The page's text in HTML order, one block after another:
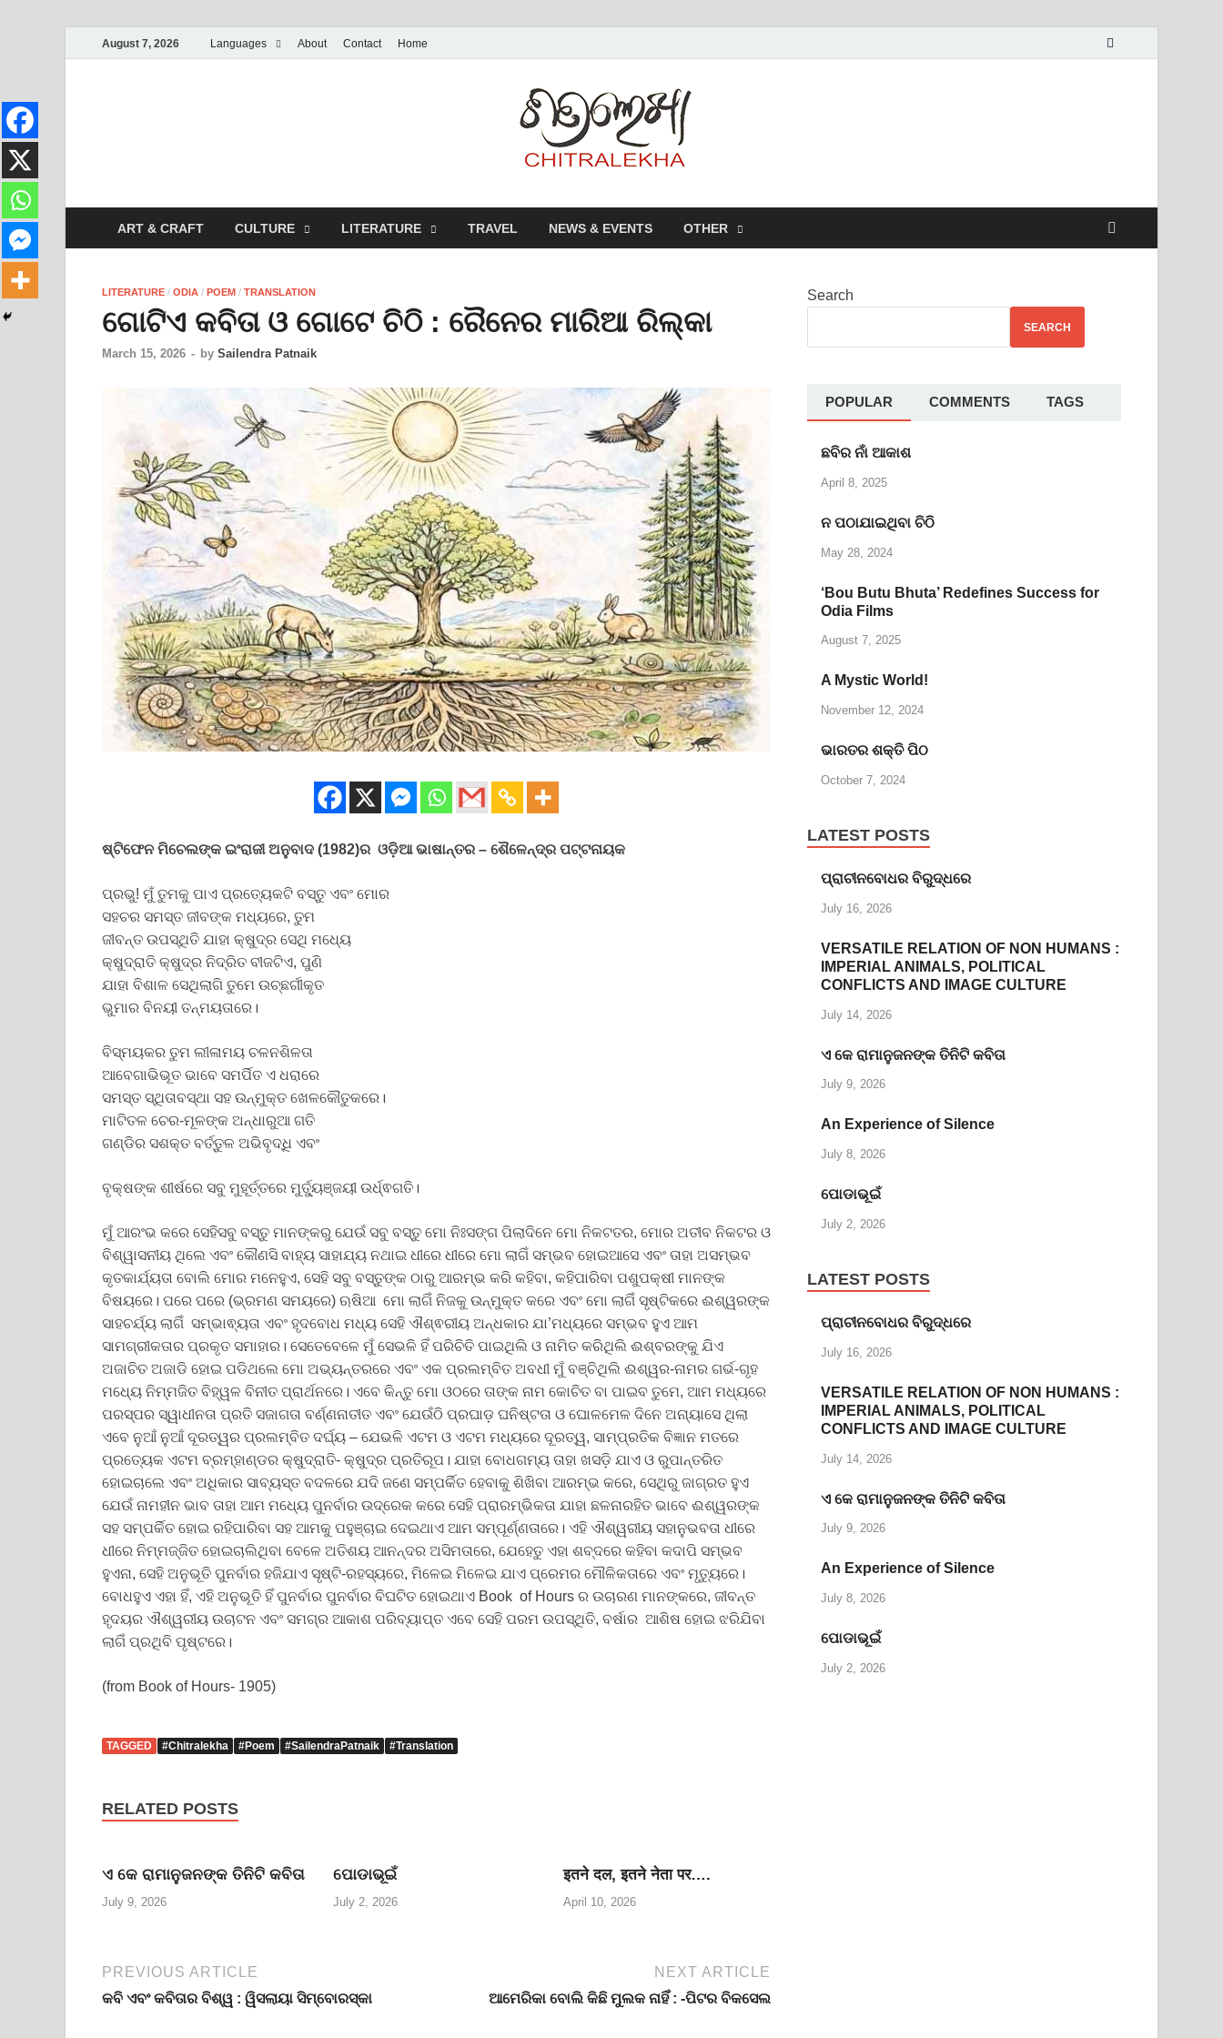
August 7, 2026 Languages About Contact Home
ART & CRAFT CULTURE LITERATURE TRAVEL NEWS & EVENTS OTHER
LITERATURE / ODIA / POEM / TRANSLATION
ଗୋଟିଏ କବିତା ଓ ଗୋଟେ ଚିଠି : ରୈନେର ମାରିଆ ରିଲ୍କା
March 15, 2026 - by Sailendra Patnaik
ଷ୍ଟିଫେନ ମିଚେଲଙ୍କ ଇଂରାଜୀ ଅନୁବାଦ (1982)ର ଓଡ଼ିଆ ଭାଷାନ୍ତର – ଶୈଳେନ୍ଦ୍ର ପଟ୍ଟନାୟକ
ପ୍ରଭୁ! ମୁଁ ତୁମକୁ ପାଏ ପ୍ରତ୍ୟେକଟି ବସ୍ତୁ ଏବଂ ମୋର
ସହଚର ସମସ୍ତ ଜୀବଙ୍କ ମଧ୍ୟରେ, ତୁମ
ଜୀବନ୍ତ ଉପସ୍ଥିତି ଯାହା କ୍ଷୁଦ୍ର ସେଥି ମଧ୍ୟେ
କ୍ଷୁଦ୍ରାତି କ୍ଷୁଦ୍ର ନିଦ୍ରିତ ବୀଜଟିଏ, ପୁଣି
ଯାହା ବିଶାଳ ସେଥିଲାଗି ତୁମେ ଉଚ୍ଛର୍ଗୀକୃତ
ଭୁମାର ବିନୟୀ ତନ୍ମୟତାରେ।
ବିସ୍ମୟକର ତୁମ ଲୀଳାମୟ ଚଳନଶିଳତା
ଆବେଗାଭିଭୂତ ଭାବେ ସମର୍ପିତ ଏ ଧରାରେ
ସମସ୍ତ ସ୍ଥିତାବସ୍ଥା ସହ ଉନ୍ମୁକ୍ତ ଖେଳକୌତୁକରେ।
ମାଟିତଳ ଚେର-ମୂଳଙ୍କ ଅନ୍ଧାରୁଆ ଗତି
ଗଣ୍ଡିର ସଶକ୍ତ ବର୍ତ୍ତୁଳ ଅଭିବୃଦ୍ଧି ଏବଂ
ବୃକ୍ଷଙ୍କ ଶୀର୍ଷରେ ସବୁ ମୁହୂର୍ତ୍ତରେ ମୁର୍ତ୍ୟୁଞ୍ଜୟୀ ଉର୍ଧ୍ଵଗତି।
ମୁଁ ଆରଂଭ କରେ ସେହିସବୁ ବସ୍ତୁ ମାନଙ୍କରୁ ଯେଉଁ ସବୁ ବସ୍ତୁ ମୋ ନିଃସଙ୍ଗ ପିଲାଦିନେ ମୋ ନିକଟତର, ମୋର ଅତୀବ ନିକଟର ଓ
ବିଶ୍ୱାସନୀୟ ଥିଲେ ଏବଂ କୌଣସି ବାହ୍ୟ ସାହାଯ୍ୟ ନଥାଇ ଧୀରେ ଧୀରେ ମୋ ଲାଗିଁ ସମ୍ଭବ ହୋଇଆସେ ଏବଂ ତାହା ଅସମ୍ଭବ
କୃତକାର୍ଯ୍ୟତା ବୋଲି ମୋର ମନେହୁଏ, ସେହି ସବୁ ବସ୍ତୁଙ୍କ ଠାରୁ ଆରମ୍ଭ କରି କହିବା, କହିପାରିବା ପଶୁପକ୍ଷୀ ମାନଙ୍କ
ବିଷୟରେ। ପରେ ପରେ (ଭ୍ରମଣ ସମୟରେ) ଋଷିଆ ମୋ ଲାଗିଁ ନିଜକୁ ଉନ୍ମୁକ୍ତ କରେ ଏବଂ ମୋ ଲାଗିଁ ସୃଷ୍ଟିକରେ ଈଶ୍ୱରଙ୍କ
ସାହଚର୍ଯ୍ୟ ଲାଗିଁ ସମ୍ଭାଵ୍ୟତା ଏବଂ ହୃଦବୋଧ ମଧ୍ୟ ସେହି ଐଶ୍ଵରୀୟ ଅନ୍ଧକାର ଯା’ମଧ୍ୟରେ ସମ୍ଭବ ହୁଏ ଆମ
ସାମଗ୍ରୀକତାର ପ୍ରକୃତ ସମାହାର। ସେତେବେଳେ ମୁଁ ସେଭଳି ହିଁ ପରିଚିତି ପାଇଥିଲି ଓ ନାମିତ କରିଥିଲି ଈଶ୍ବରଙ୍କୁ ଯିଏ
ଅଜାଚିତ ଅଜାଡି ହୋଇ ପଡିଥଲେ ମୋ ଅଭ୍ୟନ୍ତରରେ ଏବଂ ଏକ ପ୍ରଲମ୍ବିତ ଅବଧୀ ମୁଁ ବଞ୍ଚିଥିଲି ଈଶ୍ୱର-ନାମର ଗର୍ଭ-ଗୃହ
ମଧ୍ୟେ ନିମ୍ମଜିତ ବିହ୍ୱଳ ବିନୀତ ପ୍ରାର୍ଥନରେ। ଏବେ କିନ୍ତୁ ମୋ ଓଠରେ ତାଙ୍କ ନାମ କୋଚିତ ବା ପାଇବ ତୁମେ, ଆମ ମଧ୍ୟରେ
ପରସ୍ପର ସ୍ୱାଧୀନତା ପ୍ରତି ସଜାଗତା ବର୍ଣ୍ଣନାତୀତ ଏବଂ ଯେଉଁଠି ପ୍ରଘାଡ଼ ଘନିଷ୍ଟତା ଓ ଘୋଳମେଳ ଦିନେ ଅନା୍ୟାସେ ଥିଲା
ଏବେ ନୁଆଁ ନୁଆଁ ଦୂରତ୍ୱର ପ୍ରଲମ୍ବିତ ଦର୍ଘ୍ୟ – ଯେଭଳି ଏଟମ ଓ ଏଟମ ମଧ୍ୟରେ ଦୂରତ୍ୱ, ସାମ୍ପ୍ରତିକ ବିଜ୍ଞାନ ମତରେ
ପ୍ରତ୍ୟେକ ଏଟମ ବ୍ରମ୍ହାଣ୍ଡର କ୍ଷୁଦ୍ରାତି- କ୍ଷୁଦ୍ର ପ୍ରତିରୂପ। ଯାହା ବୋଧଗମ୍ୟ ତାହା ଖସଡ଼ି ଯାଏ ଓ ରୁପାନ୍ତରିତ
ହୋଇଚାଲେ ଏବଂ ଅଧିକାର ସାବ୍ୟସ୍ତ ବଦଳରେ ଯଦି ଜଣେ ସମ୍ପର୍କିତ ହେବାକୁ ଶିଖିବା ଆରମ୍ଭ କରେ, ସେଥିରୁ ଜାଗ୍ରତ ହୁଏ
ଯେଉଁ ନାମହୀନ ଭାବ ତାହା ଆମ ମଧ୍ୟେ ପୁନର୍ବାର ଉଦ୍ରେକ କରେ ସେହି ପ୍ରାରମ୍ଭିକତା ଯାହା ଛଳନାରହିତ ଭାବେ ଈଶ୍ୱରଙ୍କ
ସହ ସମ୍ପର୍କିତ ହୋଇ ରହିପାରିବା ସହ ଆମକୁ ପହୁଞ୍ଚାଇ ଦେଇଥାଏ ଆମ ସମ୍ପୂର୍ଣ୍ଣତାରେ। ଏହି ଐଶ୍ୱରୀୟ ସହାନୁଭବତା ଧୀରେ
ଧୀରେ ନିମ୍ମଜ୍ଜିତ ହୋଇଚାଲିଥିବା ବେଳେ ଅତିଶୟ ଆନନ୍ଦର ଅସିମତାରେ, ଯେହେତୁ ଏହା ଶବ୍ଦରେ କହିବା କଦାପି ସମ୍ଭବ
ହୁଏନା, ସେହି ଅନୁଭୂତି ପୁନର୍ବାର ହଜିଯାଏ ସୃଷ୍ଟି-ରହସ୍ୟରେ, ମିଳେଇ ମିଳେଇ ଯାଏ ପ୍ରେମର ମୌଳିକତାରେ ଏବଂ ମୃତ୍ୟୁରେ।
ବୋଧହୁଏ ଏହା ହିଁ, ଏହି ଅନୁଭୂତି ହିଁ ପୁନର୍ବାର ପୁନର୍ବାର ବିଘଟିତ ହୋଇଥାଏ Book of Hours ର ଉଚାରଣ ମାନଙ୍କରେ, ଜୀବନ୍ତ
ହୃଦୟର ଐଶ୍ୱରୀୟ ଉଚାଟନ ଏବଂ ସମଗ୍ର ଆକାଶ ପରିବ୍ୟାପ୍ତ ଏବେ ସେହି ପରମ ଉପସ୍ଥିତି, ବର୍ଷାର ଆଶିଷ ହୋଇ ଝରିଯିବା
ଲାଗିଁ ପ୍ରଥିବି ପୃଷ୍ଟରେ।
(from Book of Hours- 1905)
TAGGED #Chitralekha #Poem #SailendraPatnaik #Translation
RELATED POSTS
ଏ କେ ରାମାନୁଜନଙ୍କ ତିନିଟି କବିତା
July 9, 2026
ପୋଡାଭୂଇଁ
July 2, 2026
इतने दल, इतने नेता पर….
April 10, 2026
PREVIOUS ARTICLE
କବି ଏବଂ କବିତାର ବିଶ୍ୱ : ୱିସଲାୟା ସିମ୍ବୋରସ୍କା
NEXT ARTICLE
ଆମେରିକା ବୋଲି କିଛି ମୁଲକ ନାହିଁ : -ପିଟର ବିକସେଲ
Search
SEARCH
POPULAR COMMENTS TAGS
ଛବିର ନାଁ ଆକାଶ
April 8, 2025
ନ ପଠାଯାଇଥିବା ଚିଠି
May 28, 2024
‘Bou Butu Bhuta’ Redefines Success for
Odia Films
August 7, 2025
A Mystic World!
November 12, 2024
ଭାରତର ଶକ୍ତି ପିଠ
October 7, 2024
LATEST POSTS
ପ୍ରାଚୀନବୋଧର ବିରୁଦ୍ଧରେ
July 16, 2026
VERSATILE RELATION OF NON HUMANS :
IMPERIAL ANIMALS, POLITICAL
CONFLICTS AND IMAGE CULTURE
July 14, 2026
ଏ କେ ରାମାନୁଜନଙ୍କ ତିନିଟି କବିତା
July 9, 2026
An Experience of Silence
July 8, 2026
ପୋଡାଭୂଇଁ
July 2, 2026
LATEST POSTS
ପ୍ରାଚୀନବୋଧର ବିରୁଦ୍ଧରେ
July 16, 2026
VERSATILE RELATION OF NON HUMANS :
IMPERIAL ANIMALS, POLITICAL
CONFLICTS AND IMAGE CULTURE
July 14, 2026
ଏ କେ ରାମାନୁଜନଙ୍କ ତିନିଟି କବିତା
July 9, 2026
An Experience of Silence
July 8, 2026
ପୋଡାଭୂଇଁ
July 2, 2026